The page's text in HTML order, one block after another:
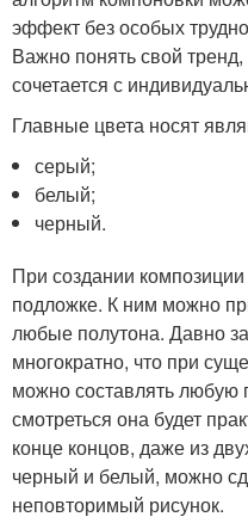
эффект без особых
Важно понять свой
сочетается с
Главные цвета носят
серый;
белый;
черный.
При создании
подложке. К ним можно
любые полутона. Давно
многократно, что при
можно составлять любую
смотреться она будет
конце концов, даже из
черный и белый, можно
неповторимый рисунок.